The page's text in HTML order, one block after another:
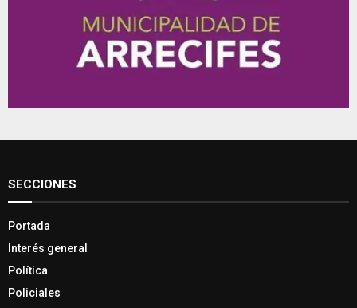
SECCIONES
Portada
Interés general
Política
Policiales